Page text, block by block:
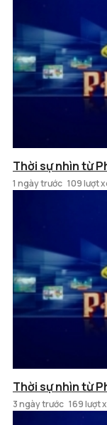
Thời sự nhìn từ
1 ngày trước 109 lượt
Thời sự nhìn từ
3 ngày trước 169 lượt